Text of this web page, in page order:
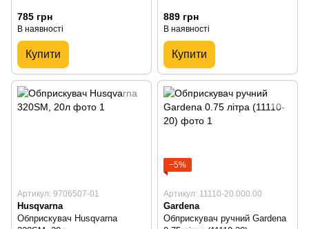
785 грн
В наявності
Купити
889 грн
В наявності
Купити
Артикул: 9706507-01
Husqvarna
Обприскувач Husqvarna
−5%
Артикул: 11110-20.000.00
Gardena
Обприскувач ручний Gardena